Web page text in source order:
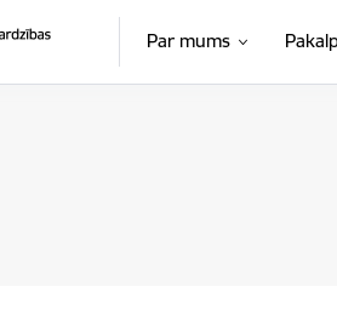
Par mums